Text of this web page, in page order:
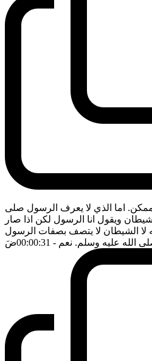
ممكن. اما الذي لا يعرف الرسول صلى
ويقول انا الرسول لكن اذا صار
الشيطان لا يتصف بصفات الرسول
الله عليه وسلم. نعم - 00:00:31 ضَ